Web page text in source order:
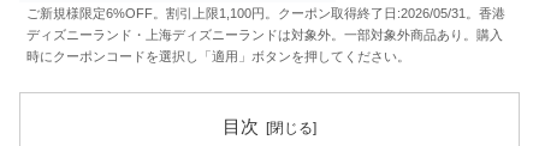
ご新規様限定6%OFF。割引上限1,100円。クーポン取得終了日:2026/05/31。香港
ディズニーランド・上海ディズニーランドは対象外。一部対象外商品あり。購入
時にクーポンコードを選択し「適用」ボタンを押してください。
目次